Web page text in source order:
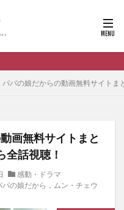
パパの娘だからの動画無料サイト
画無料サイトまと
全話視聴！
感動・ドラマ
の娘だから，ムン・チェウ